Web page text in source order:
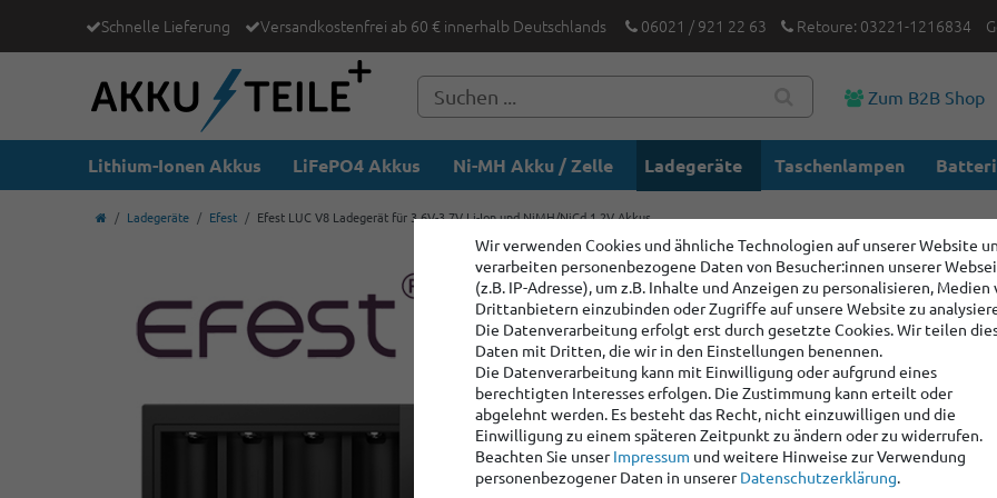
Schnelle Lieferung Versandkostenfrei ab 60 € innerhalb Deutschlands 06021 / 921 22 63 Retoure: 03221-1216834
Zum B2B Shop
Lithium-Ionen Akkus LiFePO4 Akkus Ni-MH Akku / Zelle Ladegeräte Taschenlampen
Ladegeräte Efest Efest LUC V8 Ladegerät für 3,6V-3,7V Li-Ion und NiMH/NiCd 1,2V Akkus
Efest
Ion und
Artikelnummer:
Hersteller :Efest
48,90
Wir verwenden Cookies und ähnliche Technologien auf unserer Website
verarbeiten personenbezogene Daten von Besucher:innen unserer
(z.B. IP-Adresse), um z.B. Inhalte und Anzeigen zu personalisieren, Medien
Drittanbietern einzubinden oder Zugriffe auf unsere Website zu
Die Datenverarbeitung erfolgt erst durch gesetzte Cookies. Wir teilen
Daten mit Dritten, die wir in den Einstellungen benennen.
Die Datenverarbeitung kann mit Einwilligung oder aufgrund eines
berechtigten Interesses erfolgen. Die Zustimmung kann erteilt oder
abgelehnt werden. Es besteht das Recht, nicht einzuwilligen und die
Einwilligung zu einem späteren Zeitpunkt zu ändern oder zu widerrufen.
Beachten Sie unserImpressum und weitere Hinweise zur Verwendung
personenbezogener Daten in unsererDaten­schutz­erklärung.